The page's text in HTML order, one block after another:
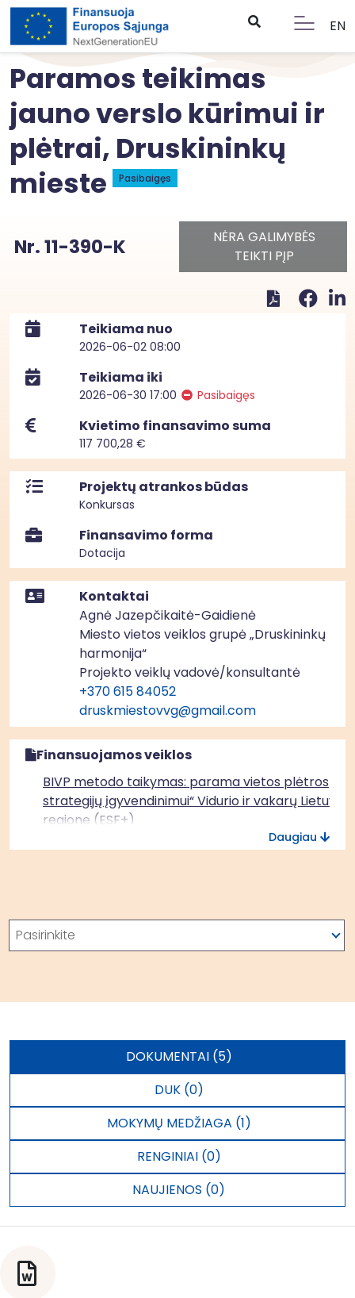
EN
Paramos teikimas
jauno verslo kūrimui ir
plėtrai, Druskininkų
mieste
Pasibaigęs
Nr. 11-390-K
NĖRA GALIMYBĖS
TEIKTI PĮP
Teikiama nuo
2026-06-02 08:00
Teikiama iki
2026-06-30 17:00 Pasibaigęs
Kvietimo finansavimo suma
117 700,28 €
Projektų atrankos būdas
Konkursas
Finansavimo forma
Dotacija
Kontaktai
Agnė Jazepčikaitė-Gaidienė
Miesto vietos veiklos grupė „Druskininkų
harmonija“
Projekto veiklų vadovė/konsultantė
+370 615 84052
druskmiestovvg@gmail.com
Finansuojamos veiklos
BIVP metodo taikymas: parama vietos plėtros
strategijų įgyvendinimui“ Vidurio ir vakarų Lietuvos
regione (ESF+)
Daugiau
Paieška
Pasirinkite
DOKUMENTAI (5)
DUK (0)
MOKYMŲ MEDŽIAGA (1)
RENGINIAI (0)
NAUJIENOS (0)